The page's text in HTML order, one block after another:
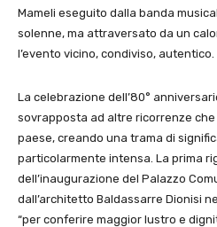
Mameli eseguito dalla banda
solenne, ma attraversato da un
l’evento vicino, condiviso, autentico.
La celebrazione dell’80°
sovrapposta ad altre ricorrenze
paese, creando una trama di
particolarmente intensa. La prima
dell’inaugurazione del Palazzo
dall’architetto Baldassarre Dionisi
“per conferire maggior lustro e